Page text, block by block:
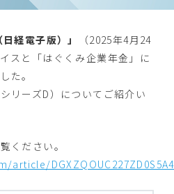
経電子版）」
（2025年4月24
スと「はぐくみ企業年金」に
た。
リーズD）についてご紹介い
ください。